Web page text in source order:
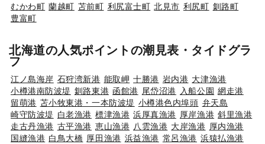
むかわ町 蘭越町 苫前町 利尻富士町 北見市 利尻町 釧路町
豊富町
北海道の人気ポイントの潮見表・タイドグラ
フ
江ノ島海岸 石狩湾新港 能取岬 十勝港 岩内港 大津漁港
小樽港南防波堤 釧路東港 函館港 尾岱沼港 入船公園 網走港
留萌港 苫小牧東港・一本防波堤 小樽港色内埠頭 弁天島
崎守防波堤 白老漁港 標津漁港 浜厚真漁港 厚岸漁港 斜里漁港
走古丹漁港 古平漁港 恵山漁港 八雲漁港 大岸漁港 厚内漁港
国縫漁港 白鳥大橋 厚田漁港 浜益漁港 常呂漁港 浜猿払漁港